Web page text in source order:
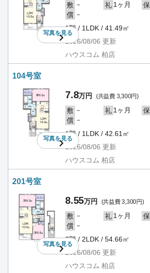
写真を見る
敷 － 礼 1ヶ月 保
償 －
1階 / 1LDK / 41.49㎡
2026/08/06 更新
ハウスコム 柏店
104号室
写真を見る
7.8万円 (共益費 3,300円)
敷 － 礼 1ヶ月 保
償 －
1階 / 1LDK / 42.61㎡
2026/08/06 更新
ハウスコム 柏店
201号室
写真を見る
8.55万円 (共益費 3,300円)
敷 － 礼 1ヶ月 保
償 －
2階 / 2LDK / 54.66㎡
2026/08/06 更新
ハウスコム 柏店